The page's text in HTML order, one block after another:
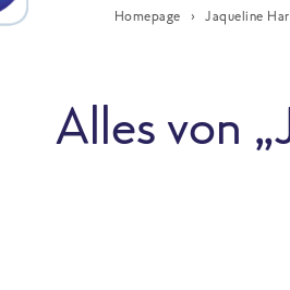
Homepage Jaqueline
Alles von